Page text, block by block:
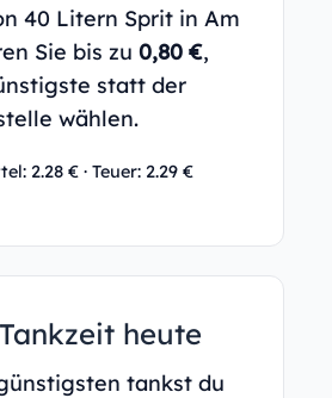
40 Litern Sprit in Am
Sie bis zu 0,80 €,
statt der
wählen.
2.28 € · Teuer: 2.29 €
heute
tankst du